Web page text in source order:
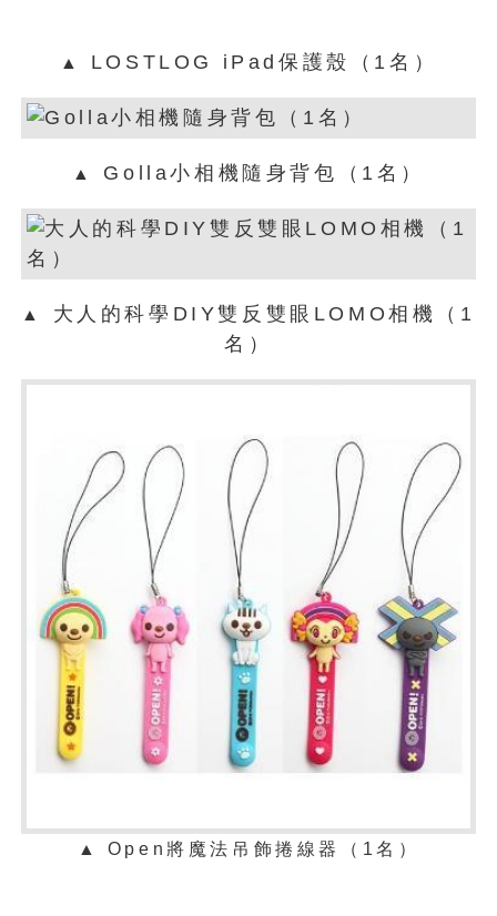
▲ LOSTLOG iPad保護殼（1名）
▲ Golla小相機隨身背包（1名）
▲
大人的科學DIY雙反雙眼LOMO相機（1
名）
▲ Open將魔法吊飾捲線器（1名）